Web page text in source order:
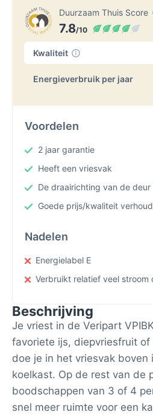
Duurzaam Thuis Score
7.8/10
Kwaliteit
Energieverbruik per jaar
Voordelen
2 jaar garantie
Heeft een vriesvak
De draairichting van de deur
Goede prijs/kwaliteit
Nadelen
Energielabel E
Verbruikt relatief veel stroom
Beschrijving
Je vriest in de Veripart
favoriete ijs, diepvriesfruit
doe je in het vriesvak boven
koelkast. Op de rest van de
boodschappen van 3 of 4
snel meer ruimte voor een